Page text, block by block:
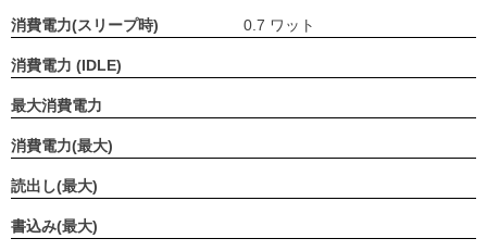
消費電力(スリープ時) 0.7 ワット
消費電力 (IDLE)
最大消費電力
消費電力(最大)
読出し(最大)
書込み(最大)